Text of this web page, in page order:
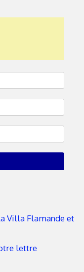
Villa Flamande et
lettre